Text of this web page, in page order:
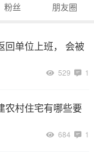
粉丝 朋友圈
回单位上班， 会被
529 1
农村住宅有哪些要
684 1